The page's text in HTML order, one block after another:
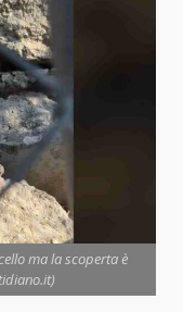
ma la scoperta è